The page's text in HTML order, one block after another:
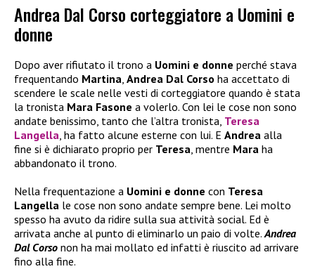
Andrea Dal Corso corteggiatore a Uomini e
donne
Dopo aver rifiutato il trono a Uomini e donne perché stava
frequentando Martina Andrea Dal Corso ha accettato di
scendere le scale nelle vesti di corteggiatore quando è stata
la tronista Mara Fasone a volerlo. Con lei le cose non sono
andate benissimo, tanto che l’altra tronista, Teresa
Langella , ha fatto alcune esterne con lui. E Andrea alla
fine si è dichiarato proprio per Teresa , mentre Mara ha
abbandonato il trono.
Nella frequentazione a Uomini e donne con Teresa
Langella le cose non sono andate sempre bene. Lei molto
spesso ha avuto da ridire sulla sua attività social. Ed è
arrivata anche al punto di eliminarlo un paio di volte. Andrea
Dal Corso non ha mai mollato ed infatti è riuscito ad arrivare
fino alla fine.